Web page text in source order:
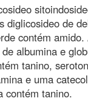
diglicosideo de
contém
albumina e
tanino,
e uma
contém tanino.